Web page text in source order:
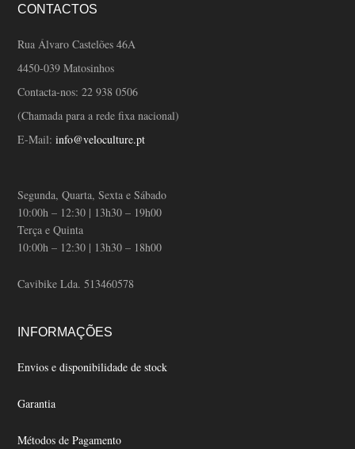
CONTACTOS
Rua Álvaro Castelões 46A
4450-039 Matosinhos
Contacta-nos:22 938 0506
(Chamada para a rede fixa nacional)
E-Mail:info@veloculture.pt
Segunda, Quarta, Sexta e Sábado
10:00h – 12:30 | 13h30 – 19h00
Terça e Quinta
10:00h – 12:30 | 13h30 – 18h00
Cavibike Lda. 513460578
INFORMAÇÕES
Envios e disponibilidade de stock
Garantia
Métodos de Pagamento